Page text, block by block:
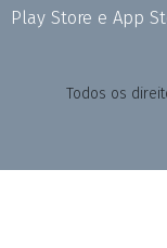
Play Store e App
Todos os